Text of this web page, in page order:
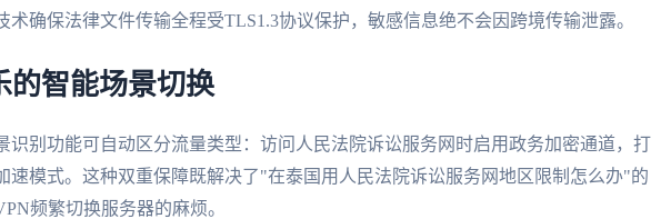
术确保法律文件传输全程受TLS1.3协议保护，敏感信息绝不会因跨境传输泄露。
的智能场景切换
识别功能可自动区分流量类型：访问人民法院诉讼服务网时启用政务加密通道，打
速模式。这种双重保障既解决了"在泰国用人民法院诉讼服务网地区限制怎么办"的
频繁切换服务器的麻烦。